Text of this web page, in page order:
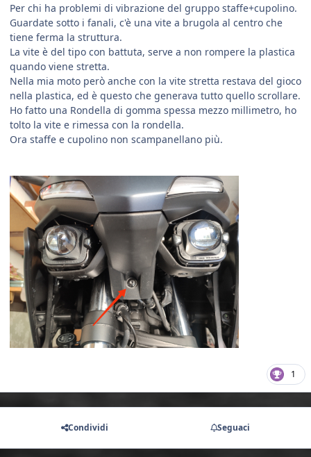
Per chi ha problemi di vibrazione del gruppo staffe+cupolino.
Guardate sotto i fanali, c'è una vite a brugola al centro che
tiene ferma la struttura.
La vite è del tipo con battuta, serve a non rompere la plastica
quando viene stretta.
Nella mia moto però anche con la vite stretta restava del gioco
nella plastica, ed è questo che generava tutto quello scrollare.
Ho fatto una Rondella di gomma spessa mezzo millimetro, ho
tolto la vite e rimessa con la rondella.
Ora staffe e cupolino non scampanellano più.
1
Condividi Seguaci